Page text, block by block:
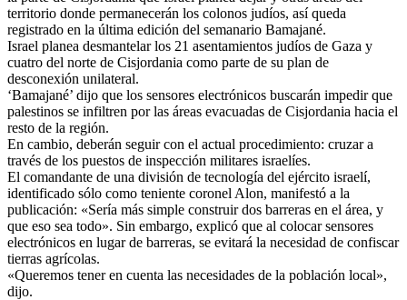
territorio donde permanecerán los colonos judíos, así queda
registrado en la última edición del semanario Bamajané.
Israel planea desmantelar los 21 asentamientos judíos de Gaza y
cuatro del norte de Cisjordania como parte de su plan de
desconexión unilateral.
‘Bamajané’ dijo que los sensores electrónicos buscarán impedir que
palestinos se infiltren por las áreas evacuadas de Cisjordania hacia el
resto de la región.
En cambio, deberán seguir con el actual procedimiento: cruzar a
través de los puestos de inspección militares israelíes.
El comandante de una división de tecnología del ejército israelí,
identificado sólo como teniente coronel Alon, manifestó a la
publicación: «Sería más simple construir dos barreras en el área, y
que eso sea todo». Sin embargo, explicó que al colocar sensores
electrónicos en lugar de barreras, se evitará la necesidad de confiscar
tierras agrícolas.
«Queremos tener en cuenta las necesidades de la población local»,
dijo.